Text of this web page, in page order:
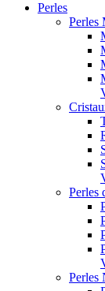
Perles
Perles
Perles